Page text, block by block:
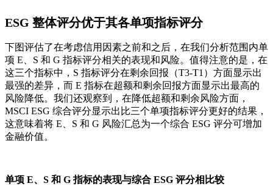
ESG 整体评分优于其各单项指标评分
下图评估了在考虑信用因素之前和之后，在我们分析范围内单
项 E、S 和 G 指标评分相关的表现和风险。值得注意的是，在
这三个指标中，S 指标评分在剩余回报（T3-T1）方面显示出
最强的差异，而 E 指标在超额和剩余回报方面显示出最高的
风险降低。我们还观察到，在降低超额和剩余风险方面，
MSCI ESG 综合评分显示出比三个单项指标评分更好的结果，
这意味着将 E、S 和 G 风险汇总为一个综合 ESG 评分可增加
金融价值。
单项 E、S 和 G 指标的表现与综合 ESG 评分相比较